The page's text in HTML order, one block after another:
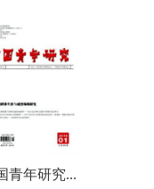
青年研究...